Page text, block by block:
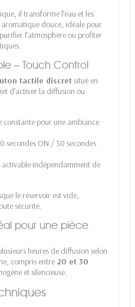
il transforme l’eau et les
aromatique douce, idéale pour
l’atmosphère ou profiter
– Touch Control
tactile discret situé en
d’activer la diffusion ou
constante pour une ambiance
secondes ON / 30 secondes
activable indépendamment de
le réservoir est vide,
sécurité.
pour une pièce
heures de diffusion selon
compris entre 20 et 30
et silencieuse.